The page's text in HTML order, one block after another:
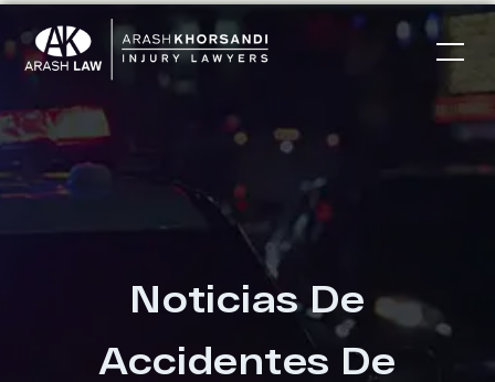
Noticias De
Accidentes De